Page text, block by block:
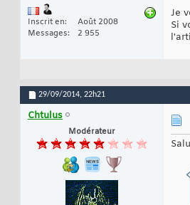
Inscrit en
Août 2008
Messages
2 955
Je
Si
29/09/2014, 22h21
Chtulus
Modérateur